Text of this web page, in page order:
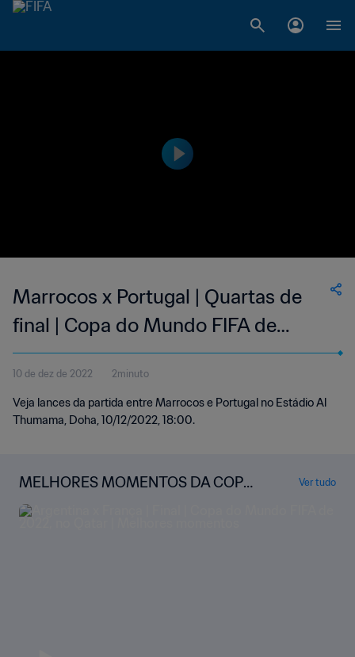
Marrocos x Portugal | Quartas de
final | Copa do Mundo FIFA de
2022, no Qatar | Melhores
momentos
10 de dez de 2022 2minuto
Veja lances da partida entre Marrocos e Portugal no Estádio Al
Thumama, Doha, 10/12/2022, 18:00.
MELHORES MOMENTOS DA COPA
DO MUNDO
Ver tudo